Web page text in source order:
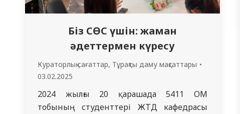
Біз СӨС үшін: жаман
әдеттермен күресу
Кураторлық сағаттар, Тұрақты даму мақсаттары
03.02.2025
2024 жылғы 20 қарашада 5411 ОМ
тобының студенттері ЖТД кафедрасы